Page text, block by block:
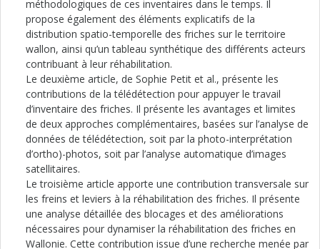
méthodologiques de ces inventaires dans le temps. Il
propose également des éléments explicatifs de la
distribution spatio-temporelle des friches sur le territoire
wallon, ainsi qu’un tableau synthétique des différents acteurs
contribuant à leur réhabilitation.
Le deuxième article, de Sophie Petit et al., présente les
contributions de la télédétection pour appuyer le travail
d’inventaire des friches. Il présente les avantages et limites
de deux approches complémentaires, basées sur l’analyse de
données de télédétection, soit par la photo-interprétation
d’ortho)-photos, soit par l’analyse automatique d’images
satellitaires.
Le troisième article apporte une contribution transversale sur
les freins et leviers à la réhabilitation des friches. Il présente
une analyse détaillée des blocages et des améliorations
nécessaires pour dynamiser la réhabilitation des friches en
Wallonie. Cette contribution issue d’une recherche menée par